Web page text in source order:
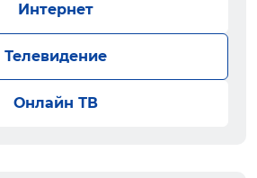
Интернет
Телевидение
Онлайн ТВ